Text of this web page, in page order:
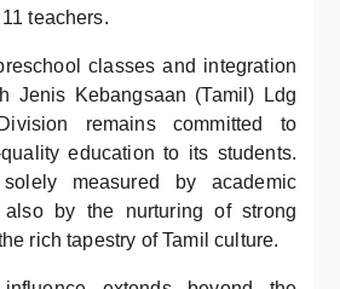
teachers.
classes and integration
Jenis Kebangsaan (Tamil) Ldg
remains committed to
education to its students.
measured by academic
also by the nurturing of strong
rich tapestry of Tamil culture.